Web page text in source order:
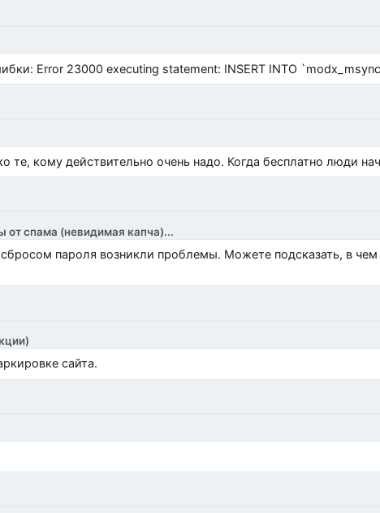
Error 23000 executing statement: INSERT INTO
те, кому действительно очень надо. Когда бесплатно люди
от спама (невидимая капча)...
пароля возникли проблемы. Можете подсказать, в
сайта.